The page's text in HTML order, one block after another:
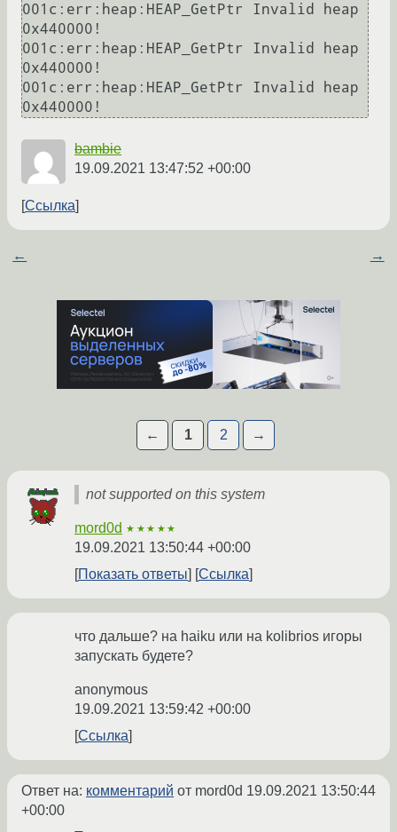
001c:err:heap:HEAP_GetPtr Invalid heap
0x440000!
001c:err:heap:HEAP_GetPtr Invalid heap
0x440000!
001c:err:heap:HEAP_GetPtr Invalid heap
bambie
19.09.2021 13:47:52 +00:00
Ссылка
← →
← 1 2 →
not supported on this system
mord0d ★★★★★
19.09.2021 13:50:44 +00:00
Показать ответы
Ссылка
что дальше? на haiku или на kolibrios игоры
запускать будете?
anonymous
19.09.2021 13:59:42 +00:00
Ссылка
Ответ на: комментарий от mord0d 19.09.2021 13:50:44
+00:00